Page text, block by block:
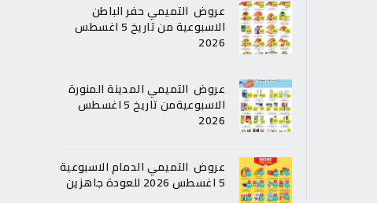
عروض التميمي حفر الباطن
الاسبوعية من تاريخ 5 اغسطس
2026
عروض التميمي المدينة المنورة
الاسبوعيةمن تاريخ 5 اغسطس
2026
عروض التميمي الدمام الاسبوعية
5 اغسطس 2026 للعودة جاهزين